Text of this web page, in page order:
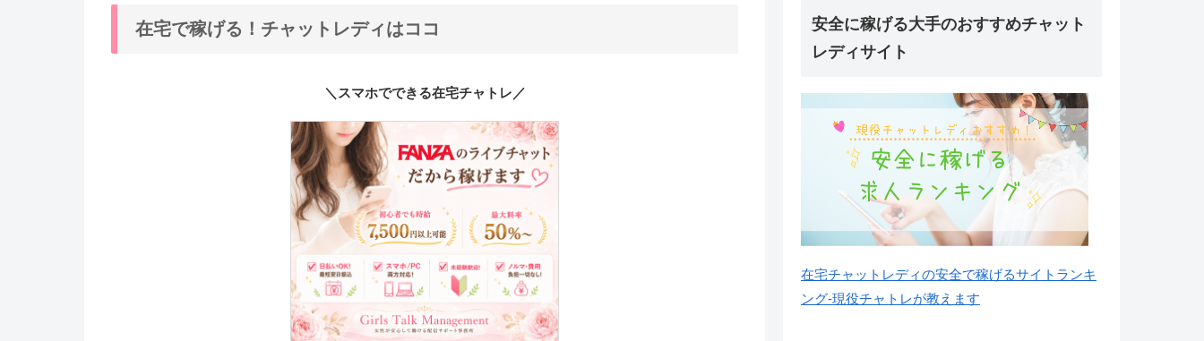
在宅で稼げる！チャットレディはココ
＼スマホでできる在宅チャトレ／
安全に稼げる大手のおすすめチャット
レディサイト
在宅チャットレディの安全で稼げるサイトランキ
ング-現役チャトレが教えます